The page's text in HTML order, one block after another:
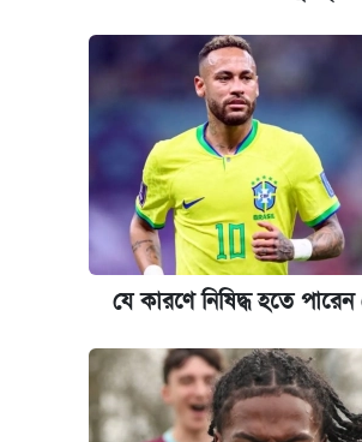
যে কারণে নিষিদ্ধ হতে